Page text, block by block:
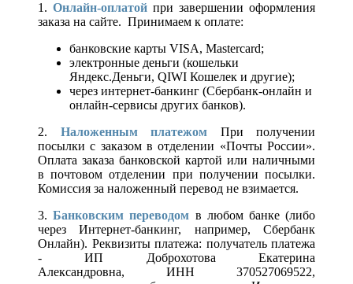
1. Онлайн-оплатой при завершении оформления
заказа на сайте. Принимаем к оплате:
банковские карты VISA, Mastercard;
электронные деньги (кошельки
Яндекс.Деньги, QIWI Кошелек и другие);
через интернет-банкинг (Сбербанк-онлайн и
онлайн-сервисы других банков).
2. Наложенным платежом При получении
посылки с заказом в отделении «Почты России».
Оплата заказа банковской картой или наличными
в почтовом отделении при получении посылки.
Комиссия за наложенный перевод не взимается.
3.Банковским переводом в любом банке (либо
через Интернет-банкинг, например, Сбербанк
Онлайн). Реквизиты платежа: получатель платежа
- ИП Доброхотова Екатерина
Александровна, ИНН 370527069522,